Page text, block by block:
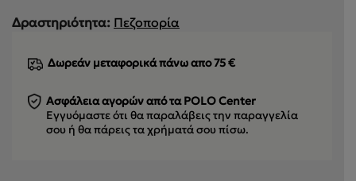
Δραστηριότητα: Πεζοπορία
Δωρεάν μεταφορικά πάνω απο 75 €
Ασφάλεια αγορών από τα POLO Center
Εγγυόμαστε ότι θα παραλάβεις την παραγγελία
σου ή θα πάρεις τα χρήματά σου πίσω.